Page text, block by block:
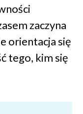
zaczyna
orientacja się
tego, kim się